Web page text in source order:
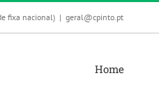
fixa nacional) | geral@cpinto.pt
Home